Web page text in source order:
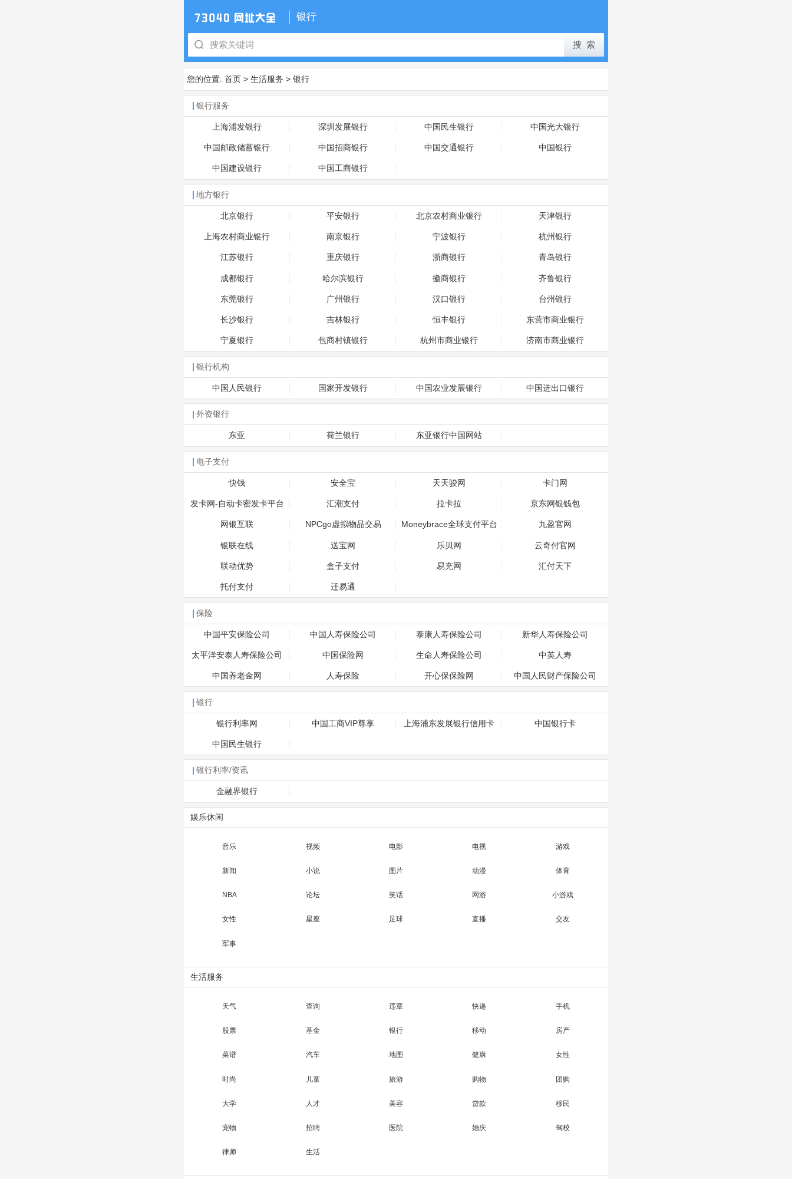
银行
您的位置: 首页 > 生活服务 > 银行
银行服务
上海浦发银行 深圳发展银行 中国民生银行 中国光大银行
中国邮政储蓄银行 中国招商银行 中国交通银行 中国银行
中国建设银行 中国工商银行
地方银行
北京银行 平安银行 北京农村商业银行 天津银行
上海农村商业银行 南京银行 宁波银行 杭州银行
江苏银行 重庆银行 浙商银行 青岛银行
成都银行 哈尔滨银行 徽商银行 齐鲁银行
东莞银行 广州银行 汉口银行 台州银行
长沙银行 吉林银行 恒丰银行 东营市商业银行
宁夏银行 包商村镇银行 杭州市商业银行 济南市商业银行
银行机构
中国人民银行 国家开发银行 中国农业发展银行 中国进出口银行
外资银行
东亚 荷兰银行 东亚银行中国网站
电子支付
快钱 安全宝 天天骏网 卡门网
发卡网-自动卡密发卡平台 汇潮支付 拉卡拉 京东网银钱包
网银互联 NPCgo虚拟物品交易 Moneybrace全球支付平台 九盈官网
银联在线 送宝网 乐贝网 云奇付官网
联动优势 盒子支付 易充网 汇付天下
托付支付 迁易通
保险
中国平安保险公司 中国人寿保险公司 泰康人寿保险公司 新华人寿保险公司
太平洋安泰人寿保险公司 中国保险网 生命人寿保险公司 中英人寿
中国养老金网 人寿保险 开心保保险网 中国人民财产保险公司
银行
银行利率网 中国工商VIP尊享 上海浦东发展银行信用卡 中国银行卡
中国民生银行
银行利率/资讯
金融界银行
娱乐休闲
音乐 视频 电影 电视 游戏
新闻 小说 图片 动漫 体育
NBA 论坛 笑话 网游 小游戏
女性 星座 足球 直播 交友
军事
生活服务
天气 查询 违章 快递 手机
股票 基金 银行 移动 房产
菜谱 汽车 地图 健康 女性
时尚 儿童 旅游 购物 团购
大学 人才 美容 贷款 移民
宠物 招聘 医院 婚庆 驾校
律师 生活